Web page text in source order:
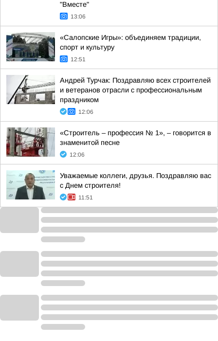
"Вместе"
13:06
«Салопские Игры»: объединяем традиции,
спорт и культуру
12:51
Андрей Турчак: Поздравляю всех строителей
и ветеранов отрасли с профессиональным
праздником
12:06
«Строитель – профессия № 1», – говорится в
знаменитой песне
12:06
Уважаемые коллеги, друзья. Поздравляю вас
с Днем строителя!
11:51